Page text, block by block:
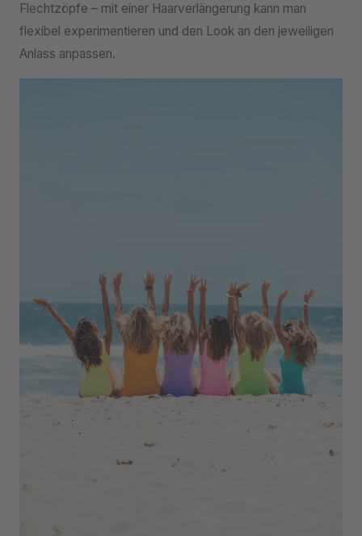
Flechtzöpfe – mit einer Haarverlängerung kann man
flexibel experimentieren und den Look an den jeweiligen
Anlass anpassen.